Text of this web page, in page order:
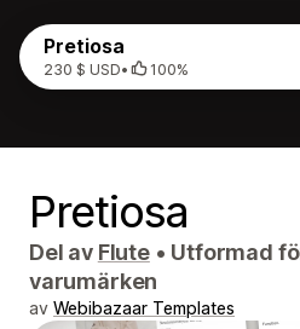
Pretiosa
230 $ USD• 100%
Pretiosa
Del av Flute • Utformad
varumärken
av Webibazaar Templates